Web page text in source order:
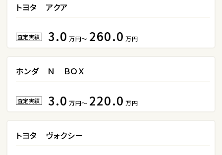
2位
3
トヨタ アクア
査定実績 3.0 万円～ 260.0 万円
ホンダ Ｎ ＢＯＸ
査定実績 3.0 万円～ 220.0 万円
トヨタ ヴォクシー